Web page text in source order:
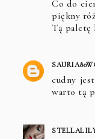
Co do
piękny
Tą paletę
cudny
warto tą